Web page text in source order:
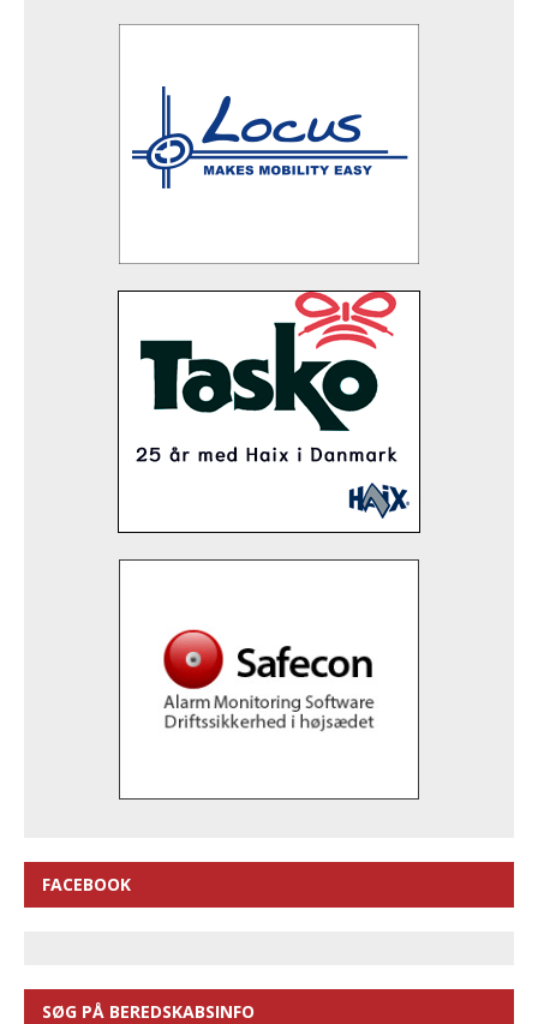
FACEBOOK
SØG PÅ BEREDSKABSINFO